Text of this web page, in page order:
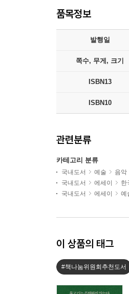
품목정보
발행일
쪽수, 무게, 크기
ISBN13
ISBN10
관련분류
카테고리 분류
국내도서 예술 음악
국내도서
에세이
한
국내도서
에세이 예
이 상품의 태그
#책나눔위원회추천도서